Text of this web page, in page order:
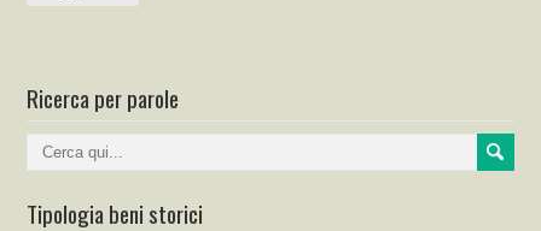
Ricerca per parole
Tipologia beni storici